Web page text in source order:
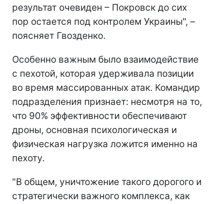
результат очевиден – Покровск до сих
пор остается под контролем Украины", –
поясняет Гвозденко.
Особенно важным было взаимодействие
с пехотой, которая удерживала позиции
во время массированных атак. Командир
подразделения признает: несмотря на то,
что 90% эффективности обеспечивают
дроны, основная психологическая и
физическая нагрузка ложится именно на
пехоту.
"В общем, уничтожение такого дорогого и
стратегически важного комплекса, как